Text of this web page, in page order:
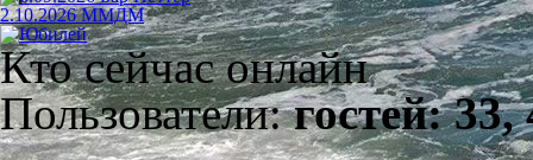
2.10.2026 ММДМ
Кто сейчас онлайн
Пользователи:гостей: 33,